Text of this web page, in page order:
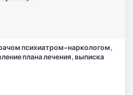
психиатром-наркологом,
плана лечения, выписка